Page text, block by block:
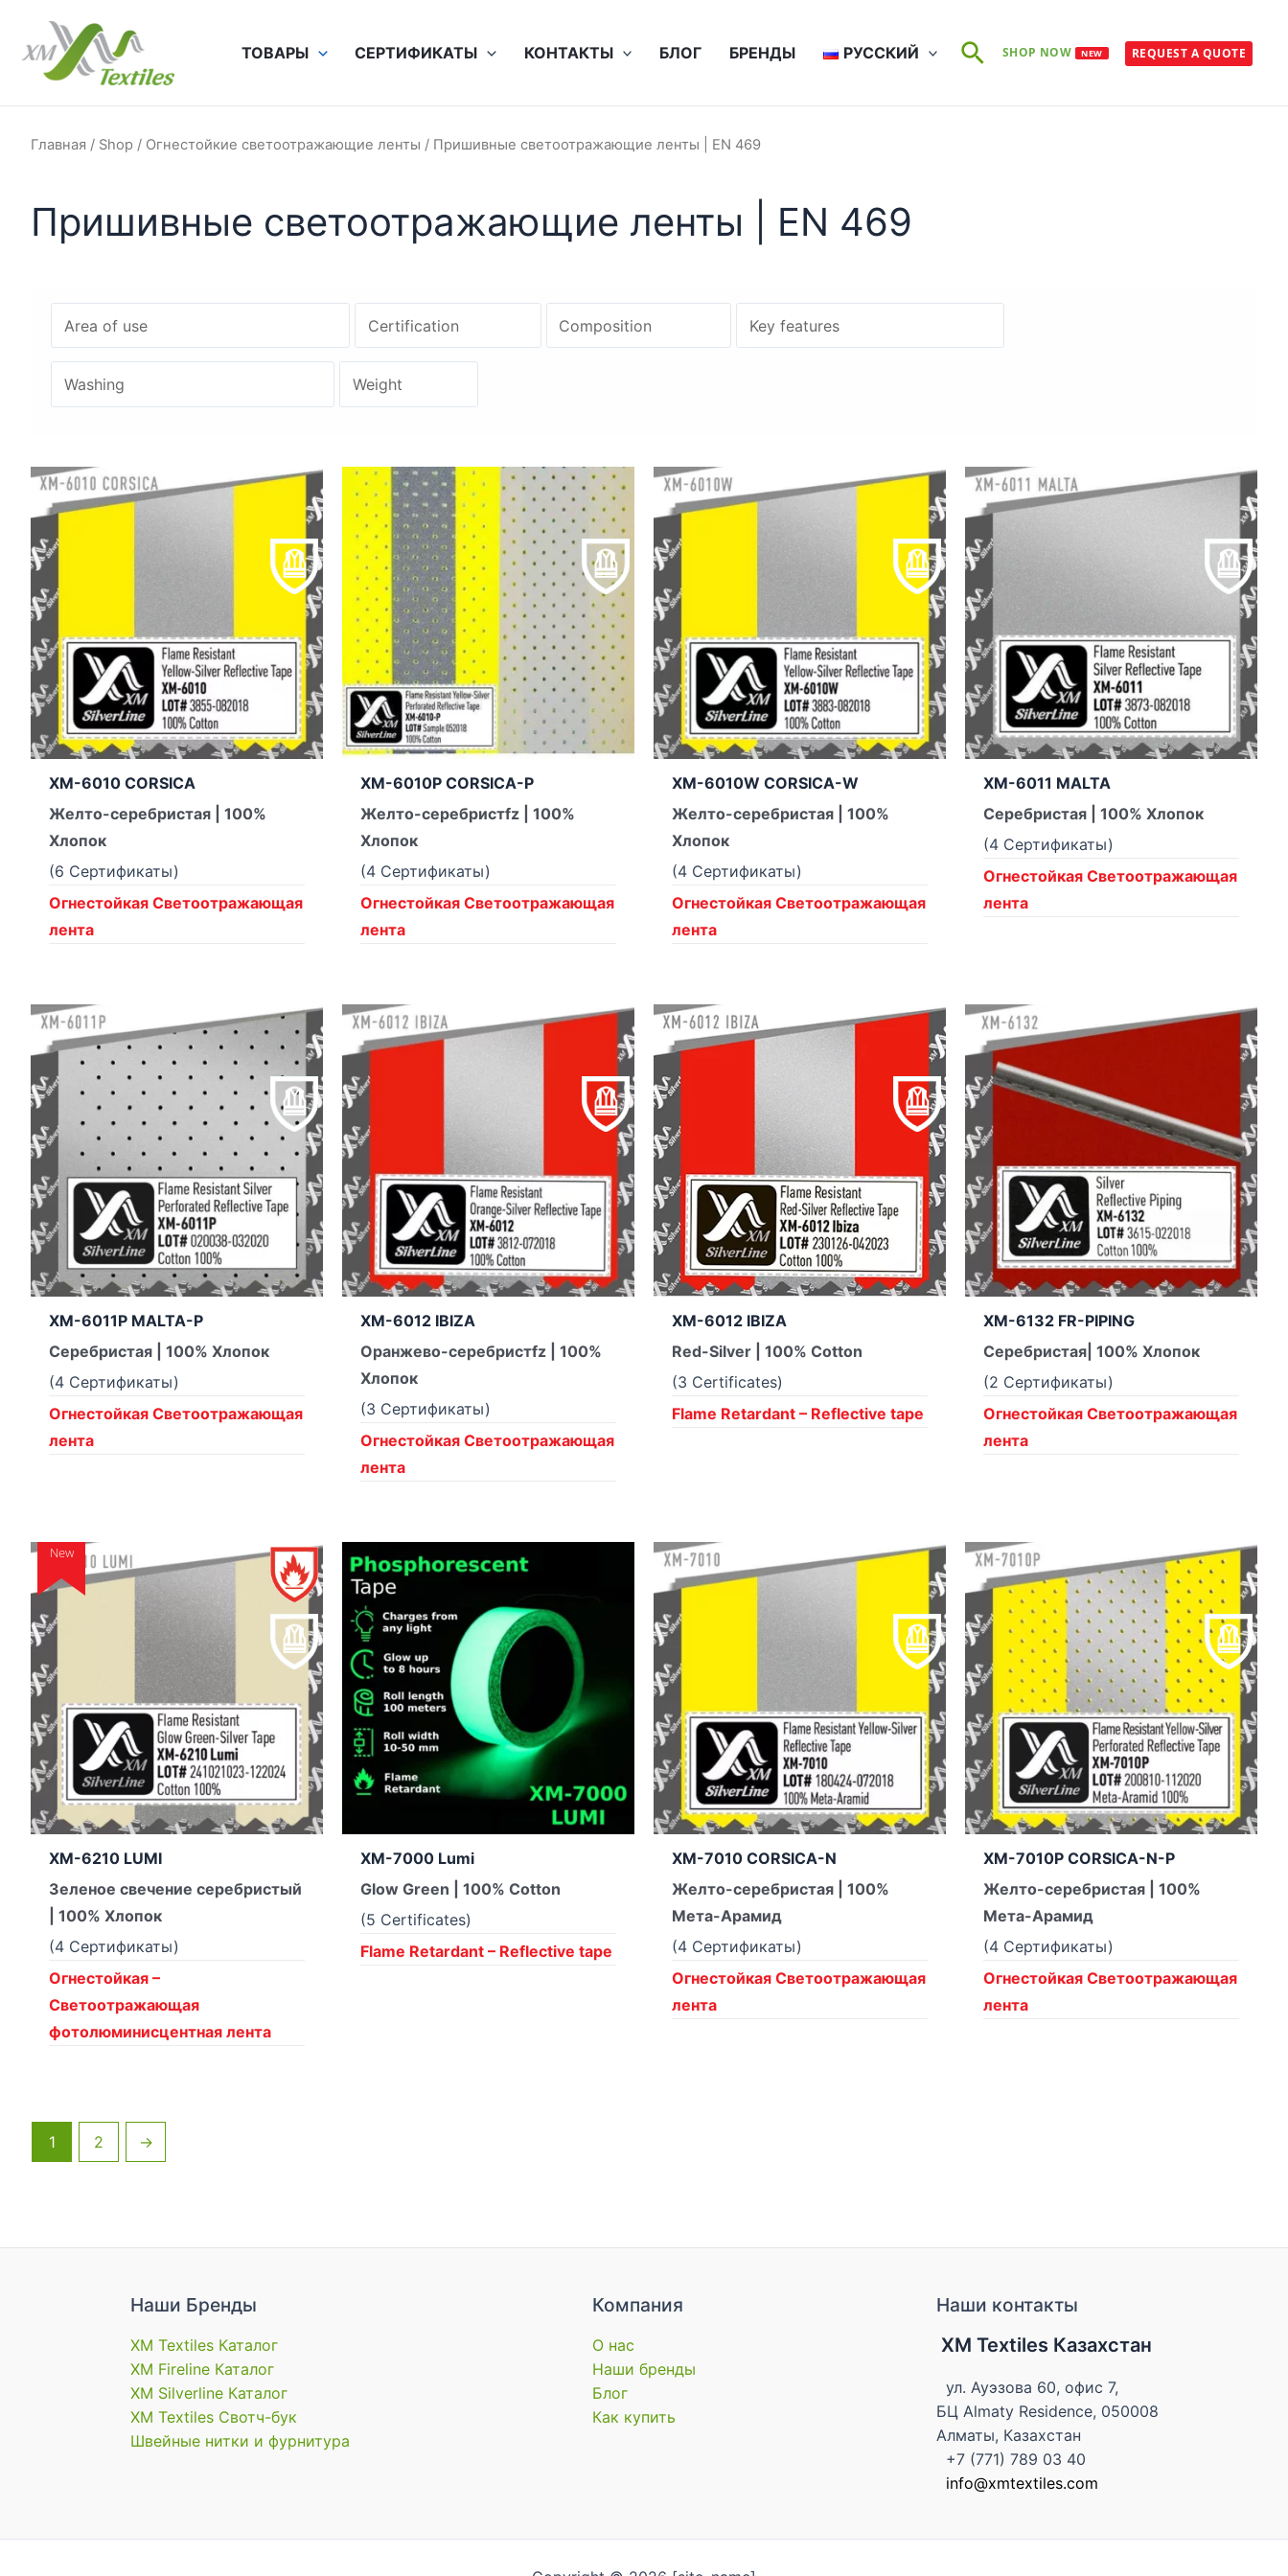
содержимому
ТОВАРЫ СЕРТИФИКАТЫ КОНТАКТЫ БЛОГ БРЕНДЫ РУССКИЙ ПоискSHOP NOW NEW REQUEST A QUOTE
Главная / Shop / Огнестойкие светоотражающие ленты / Пришивные светоотражающие ленты | EN 469
Пришивные светоотражающие ленты | EN 469
XM-6010 CORSICA
Желто-серебристая | 100%
Хлопок
(6 Сертификаты)
Огнестойкая Светоотражающая
лента
XM-6010P CORSICA-P
Желто-серебристfz | 100%
Хлопок
(4 Сертификаты)
Огнестойкая Светоотражающая
лента
XM-6010W CORSICA-W
Желто-серебристая | 100%
Хлопок
(4 Сертификаты)
Огнестойкая Светоотражающая
лента
XM-6011 MALTA
Серебристая | 100% Хлопок
(4 Сертификаты)
Огнестойкая Светоотражающая
лента
XM-6011P MALTA-P
Серебристая | 100% Хлопок
(4 Сертификаты)
Огнестойкая Светоотражающая
лента
XM-6012 IBIZA
Оранжево-серебристfz | 100%
Хлопок
(3 Сертификаты)
Огнестойкая Светоотражающая
лента
XM-6012 IBIZA
Red-Silver | 100% Cotton
(3 Certificates)
Flame Retardant – Reflective tape
XM-6132 FR-PIPING
Серебристая| 100% Хлопок
(2 Сертификаты)
Огнестойкая Светоотражающая
лента
New
XM-6210 LUMI
Зеленое свечение серебристый
| 100% Хлопок
(4 Сертификаты)
Огнестойкая –
Светоотражающая
фотолюминисцентная лента
XM-7000 Lumi
Glow Green | 100% Cotton
(5 Certificates)
Flame Retardant – Reflective tape
XM-7010 CORSICA-N
Желто-серебристая | 100%
Мета-Арамид
(4 Сертификаты)
Огнестойкая Светоотражающая
лента
XM-7010P CORSICA-N-P
Желто-серебристая | 100%
Мета-Арамид
(4 Сертификаты)
Огнестойкая Светоотражающая
лента
1 2 →
Наши Бренды
XM Textiles Каталог
XM Fireline Каталог
XM Silverline Каталог
XM Textiles Свотч-бук
Швейные нитки и фурнитура
Компания
О нас
Наши бренды
Блог
Как купить
Наши контакты
XM Textiles Казахстан
ул. Ауэзова 60, офис 7,
БЦ Almaty Residence, 050008
Алматы, Казахстан
+7 (771) 789 03 40
info@xmtextiles.com